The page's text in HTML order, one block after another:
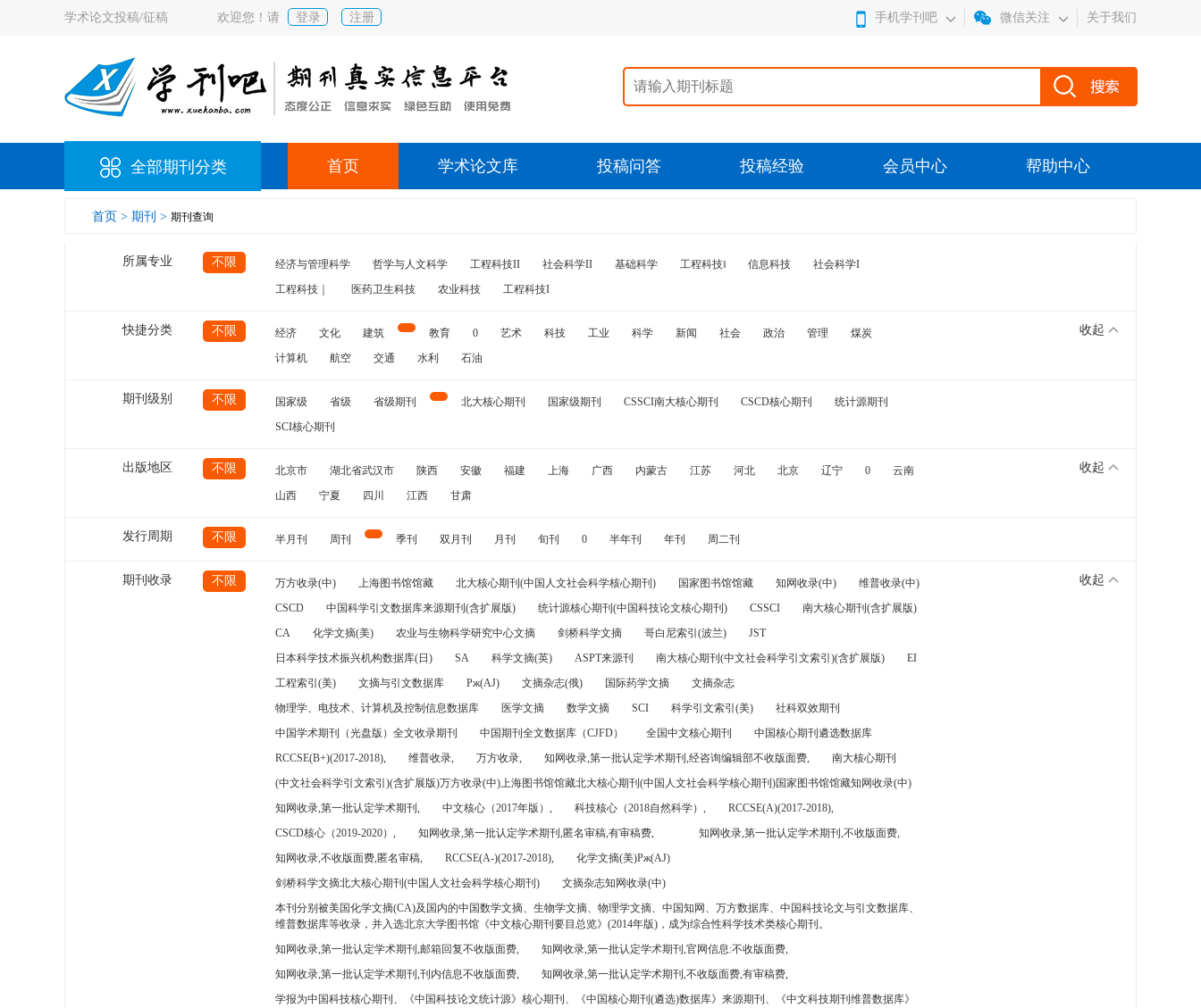
学术论文投稿/征稿 欢迎您！请 登录 注册 手机学刊吧 微信关注 关于我们
全部期刊分类 首页 学术论文库 投稿问答 投稿经验 会员中心 帮助中心
首页 > 期刊 > 期刊查询
所属专业 不限 经济与管理科学 哲学与人文科学 工程科技II 社会科学II 基础科学 工程科技‖ 信息科技
社会科学I
工程科技｜
医药卫生科技 农业科技 工程科技I
快捷分类 不限 经济 文化 建筑 教育 0 艺术 科技 工业 科学 新闻 社会 政治 管理
煤炭
计算机
航空 交通 水利 石油
收起
期刊级别 不限 国家级 省级 省级期刊 北大核心期刊 国家级期刊 CSSCI南大核心期刊 CSCD核心期刊
统计源期刊
SCI核心期刊
出版地区 不限 北京市 湖北省武汉市 陕西 安徽 福建 上海 广西 内蒙古 江苏 河北 北京 辽宁 0
云南
山西
宁夏 四川 江西 甘肃
收起
发行周期 不限 半月刊 周刊 季刊 双月刊 月刊 旬刊 0 半年刊 年刊 周二刊
期刊收录 不限 万方收录(中) 上海图书馆馆藏 北大核心期刊(中国人文社会科学核心期刊) 国家图书馆馆藏 知网收录(中)
维普收录(中)
CSCD
中国科学引文数据库来源期刊(含扩展版) 统计源核心期刊(中国科技论文核心期刊) CSSCI
南大核心期刊(含扩展版)
CA
化学文摘(美) 农业与生物科学研究中心文摘 剑桥科学文摘 哥白尼索引(波兰)
JST
日本科学技术振兴机构数据库(日)
SA 科学文摘(英) ASPT来源刊 南大核心期刊(中文社会科学引文索引)(含扩展版)
EI
工程索引(美)
文摘与引文数据库 Pж(AJ) 文摘杂志(俄) 国际药学文摘
文摘杂志
物理学、电技术、计算机及控制信息数据库
医学文摘 数学文摘 SCI 科学引文索引(美)
社科双效期刊
中国学术期刊（光盘版）全文收录期刊
中国期刊全文数据库（CJFD） 全国中文核心期刊
中国核心期刊遴选数据库
RCCSE(B+)(2017-2018),
维普收录, 万方收录, 知网收录,第一批认定学术期刊,经咨询编辑部不收版面费,
南大核心期刊
(中文社会科学引文索引)(含扩展版)万方收录(中)上海图书馆馆藏北大核心期刊(中国人文社会科学核心期刊)国家图书馆馆藏知网收录(中)
知网收录,第一批认定学术期刊,
中文核心（2017年版）, 科技核心（2018自然科学）,
RCCSE(A)(2017-2018),
CSCD核心（2019-2020）,
知网收录,第一批认定学术期刊,匿名审稿,有审稿费,
知网收录,第一批认定学术期刊,不收版面费,
知网收录,不收版面费,匿名审稿,
RCCSE(A-)(2017-2018),
化学文摘(美)Pж(AJ)
剑桥科学文摘北大核心期刊(中国人文社会科学核心期刊)
文摘杂志知网收录(中)
本刊分别被美国化学文摘(CA)及国内的中国数学文摘、生物学文摘、物理学文摘、中国知网、万方数据库、中国科技论文与引文数据库、
维普数据库等收录，并入选北京大学图书馆《中文核心期刊要目总览》(2014年版)，成为综合性科学技术类核心期刊。
知网收录,第一批认定学术期刊,邮箱回复不收版面费,
知网收录,第一批认定学术期刊,官网信息:不收版面费,
知网收录,第一批认定学术期刊,刊内信息不收版面费,
知网收录,第一批认定学术期刊,不收版面费,有审稿费,
学报为中国科技核心期刊、《中国科技论文统计源》核心期刊、《中国核心期刊(遴选)数据库》来源期刊、《中文科技期刊维普数据库》
收起